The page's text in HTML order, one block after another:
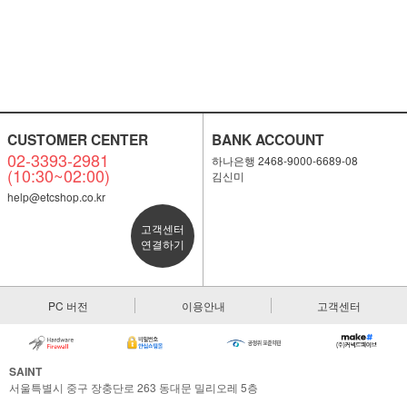
CUSTOMER CENTER
02-3393-2981
(10:30~02:00)
help@etcshop.co.kr
고객센터
연결하기
BANK ACCOUNT
하나은행 2468-9000-6689-08
김신미
PC 버전 이용안내 고객센터
SAINT
서울특별시 중구 장충단로 263 동대문 밀리오레 5층